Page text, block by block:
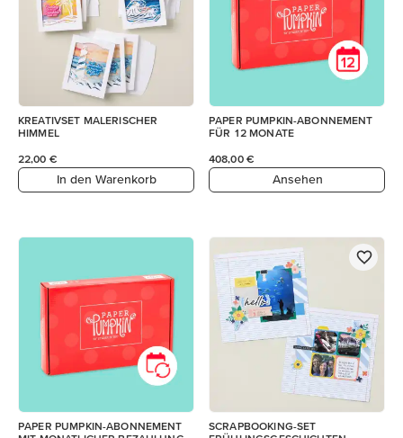
KREATIVSET MALERISCHER
HIMMEL
22,00 €
In den Warenkorb
PAPER PUMPKIN-ABONNEMENT
FÜR 12 MONATE
408,00 €
Ansehen
PAPER PUMPKIN-ABONNEMENT
SCRAPBOOKING-SET